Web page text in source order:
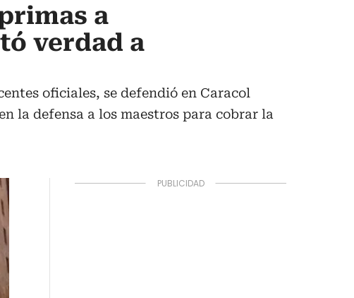
a
verdad a
oficiales, se defendió en Caracol
la defensa a los maestros para cobrar la